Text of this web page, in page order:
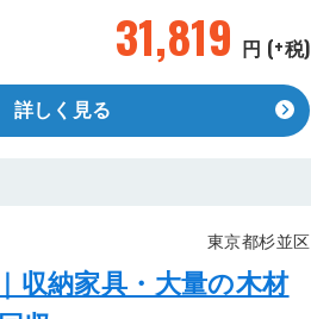
31,819 円 (+税)
詳しく見る
東京都杉並区
収納家具・大量の木材